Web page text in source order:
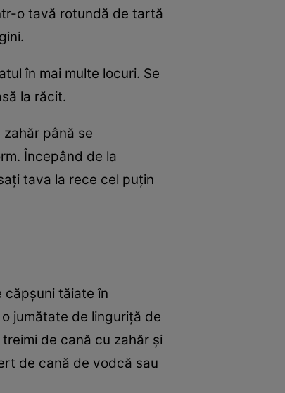
o tavă rotundă de tartă
în mai multe locuri. Se
la răcit.
până se
Începând de la
tava la rece cel puțin
căpșuni tăiate în
jumătate de linguriță de
de cană cu zahăr și
de cană de vodcă sau